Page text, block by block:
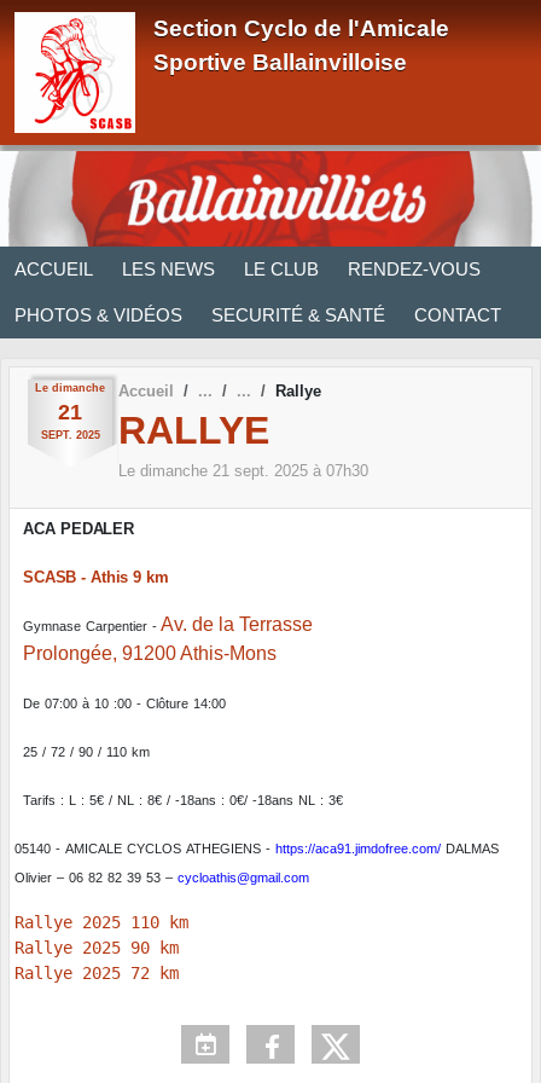
Section Cyclo de l'Amicale
Sportive Ballainvilloise
ACCUEIL LES NEWS LE CLUB RENDEZ-VOUS
PHOTOS & VIDÉOS SECURITÉ & SANTÉ CONTACT
Le dimanche
21
SEPT. 2025
Accueil Rallye
RALLYE
Le dimanche 21 sept. 2025 à 07h30
ACA PEDALER
SCASB - Athis 9 km
Gymnase Carpentier - Av. de la Terrasse
Prolongée, 91200 Athis-Mons
De 07:00 à 10 :00 - Clôture 14:00
25 / 72 / 90 / 110 km
Tarifs : L : 5€ / NL : 8€ / -18ans : 0€/ -18ans NL : 3€
05140 - AMICALE CYCLOS ATHEGIENS - https://aca91.jimdofree.com/ DALMAS
Olivier – 06 82 82 39 53 – cycloathis@gmail.com
Rallye 2025 72 km
Panneau de gestion des cookies